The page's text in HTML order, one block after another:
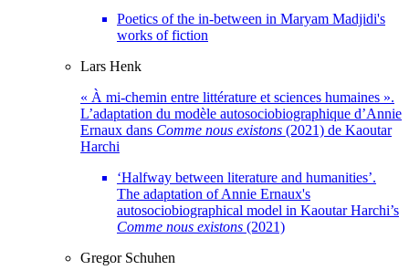
Poetics of the in-between in Maryam Madjidi's
works of fiction
Lars Henk
« À mi-chemin entre littérature et sciences humaines ».
L’adaptation du modèle autosociobiographique d’Annie
Ernaux dans Comme nous existons (2021) de Kaoutar
Harchi
‘Halfway between literature and humanities’.
The adaptation of Annie Ernaux's
autosociobiographical model in Kaoutar Harchi’s
Comme nous existons (2021)
Gregor Schuhen